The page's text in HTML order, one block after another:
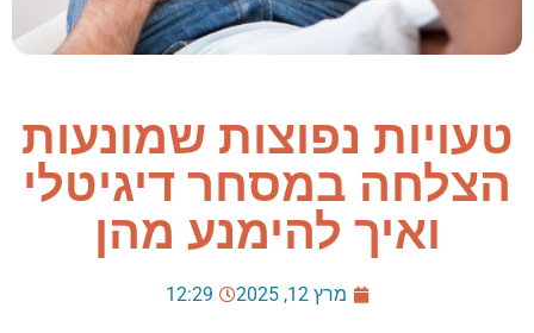
טעויות נפוצות שמונעות
הצלחה במסחר דיגיטלי
ואיך להימנע מהן
מרץ 12, 2025 12:29